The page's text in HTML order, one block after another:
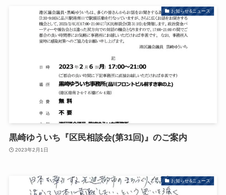
お知らせ&ニュース
黒崎ゆういち『区民相談会(第31回)』のご案内
2023年2月1日
お知らせ&ニュース